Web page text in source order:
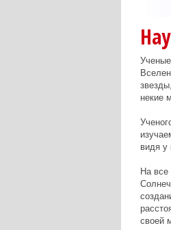
некие
видя у
На все
своей